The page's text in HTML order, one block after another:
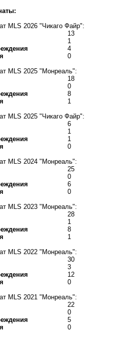
MLS 2026 "Чикаго Файр":
13
1
4
0
MLS 2025 "Монреаль":
18
0
8
1
MLS 2025 "Чикаго Файр":
6
1
1
0
MLS 2024 "Монреаль":
25
0
6
0
MLS 2023 "Монреаль":
28
1
8
1
MLS 2022 "Монреаль":
30
3
12
0
MLS 2021 "Монреаль":
22
0
5
0